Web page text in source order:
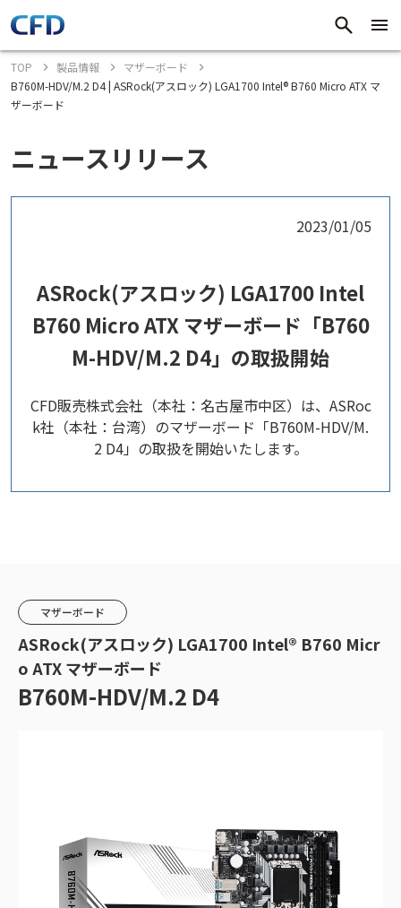
TOP 製品情報
マザーボード
B760M-HDV/M.2 D4 | ASRock(アスロック) LGA1700 Intel® B760 Micro ATX マ
ザーボード
ニュースリリース
2023/01/05
ASRock(アスロック) LGA1700 Intel
B760 Micro ATX マザーボード「B760
M-HDV/M.2 D4」の取扱開始
CFD販売株式会社（本社：名古屋市中区）は、ASRoc
k社（本社：台湾）のマザーボード「B760M-HDV/M.
2 D4」の取扱を開始いたします。
マザーボード
ASRock(アスロック) LGA1700 Intel® B760 Micr
o ATX マザーボード
B760M-HDV/M.2 D4